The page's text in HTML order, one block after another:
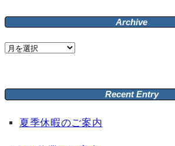
Archive
Archive
Recent Entry
夏季休暇のご案内